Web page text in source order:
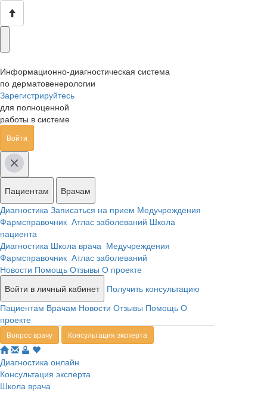
Информационно-диагностическая система
по дерматовенерологии
Зарегистрируйтесь
для полноценной
работы в системе
Войти
Пациентам
Врачам
Диагностика Записаться на прием Медучреждения
Фармсправочник Атлас заболеваний Школа
пациента
Диагностика Школа врача Медучреждения
Фармсправочник Атлас заболеваний
Новости Помощь Отзывы О проекте
Войти в личный кабинет
Получить консультацию
Пациентам Врачам Новости Отзывы Помощь О
проекте
Вопрос врачу Консультация эксперта
Диагностика онлайн
Консультация эксперта
Школа врача